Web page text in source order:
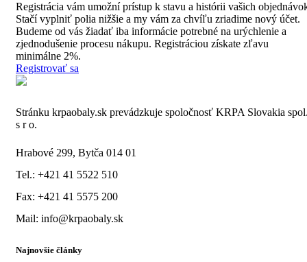
Registrácia vám umožní prístup k stavu a histórii vašich
Stačí vyplniť polia nižšie a my vám za chvíľu zriadime nový účet.
Budeme od vás žiadať iba informácie potrebné na urýchlenie a
zjednodušenie procesu nákupu. Registráciou získate zľavu
minimálne 2%.
Registrovať sa
Stránku krpaobaly.sk prevádzkuje spoločnosť KRPA Slovakia
s r o.
Hrabové 299, Bytča 014 01
Tel.: +421 41 5522 510
Fax: +421 41 5575 200
Mail: info@krpaobaly.sk
Najnovšie články